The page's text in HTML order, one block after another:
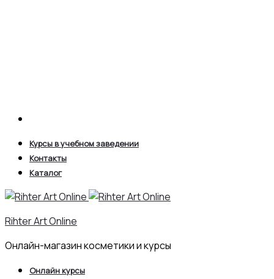
Курсы в учебном заведении
Контакты
Каталог
Rihter Art Online
Онлайн-магазин косметики и курсы
Онлайн курсы